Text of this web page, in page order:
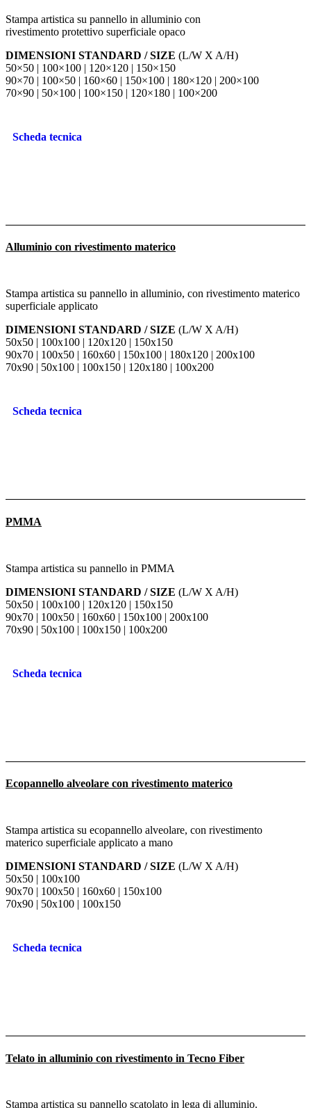
Stampa artistica su pannello in alluminio con
rivestimento protettivo superficiale opaco
DIMENSIONI STANDARD / SIZE (L/W X A/H)
50×50 | 100×100 | 120×120 | 150×150
90×70 | 100×50 | 160×60 | 150×100 | 180×120 | 200×100
70×90 | 50×100 | 100×150 | 120×180 | 100×200
Scheda tecnica
Alluminio con rivestimento materico
Stampa artistica su pannello in alluminio, con rivestimento materico
superficiale applicato
DIMENSIONI STANDARD / SIZE (L/W X A/H)
50x50 | 100x100 | 120x120 | 150x150
90x70 | 100x50 | 160x60 | 150x100 | 180x120 | 200x100
70x90 | 50x100 | 100x150 | 120x180 | 100x200
Scheda tecnica
PMMA
Stampa artistica su pannello in PMMA
DIMENSIONI STANDARD / SIZE (L/W X A/H)
50x50 | 100x100 | 120x120 | 150x150
90x70 | 100x50 | 160x60 | 150x100 | 200x100
70x90 | 50x100 | 100x150 | 100x200
Scheda tecnica
Ecopannello alveolare con rivestimento materico
Stampa artistica su ecopannello alveolare, con rivestimento
materico superficiale applicato a mano
DIMENSIONI STANDARD / SIZE (L/W X A/H)
50x50 | 100x100
90x70 | 100x50 | 160x60 | 150x100
70x90 | 50x100 | 100x150
Scheda tecnica
Telato in alluminio con rivestimento in Tecno Fiber
Stampa artistica su pannello scatolato in lega di alluminio.